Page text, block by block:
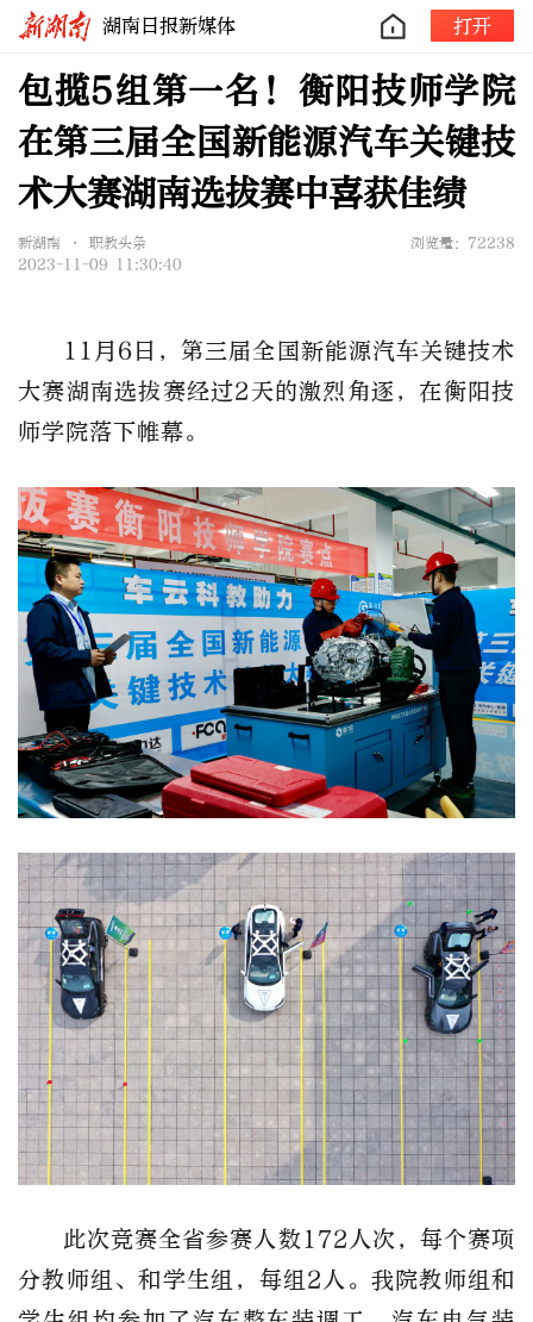
湖南日报新媒体 打开
包揽5组第一名！衡阳技师学院
在第三届全国新能源汽车关键技
术大赛湖南选拔赛中喜获佳绩
新湖南 • 职教头条
浏览量：72238
2023-11-09 11:30:40
11月6日，第三届全国新能源汽车关键技术
大赛湖南选拔赛经过2天的激烈角逐，在衡阳技
师学院落下帷幕。
此次竞赛全省参赛人数172人次，每个赛项
分教师组、和学生组，每组2人。我院教师组和